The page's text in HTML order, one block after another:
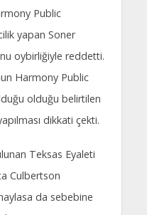
Public
yapan Soner
oybirliğiyle reddetti.
Harmony Public
olduğu belirtilen
dikkati çekti.
Teksas Eyaleti
Culbertson
da sebebine